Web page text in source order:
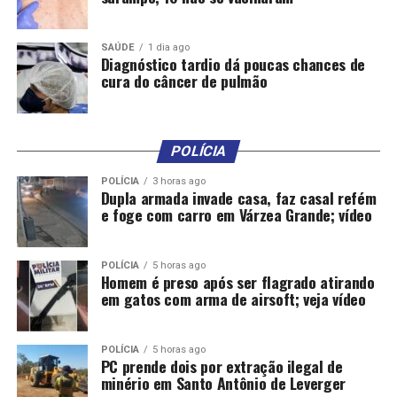
superior ao de 2023, estabeleceu um novo recorde para
o setor, que obteve cerca de US$ 3,03 bilhões com as
vendas externas.
Do volume total de carne suína exportada, o Paraná
respondeu com 185,5 mil toneladas
apenas de Santa Catarina (730,7 mil toneladas) e Rio
Grande do Sul (289,9 mil toneladas).
Mel chileno
Em contrapartida à decisão do Chile, o
seu mercado para compra de mel chileno.
“Há uma grande notícia
para nosso [chileno] setor
apícola. O Brasil decidiu
SAÚDE 1 dia ago
Diagnóstico tardio dá poucas chances de
cura do câncer de pulmão
POLÍCIA
POLÍCIA 3 horas ago
Dupla armada invade casa, faz casal refém
e foge com carro em Várzea Grande; vídeo
POLÍCIA 5 horas ago
Homem é preso após ser flagrado atirando
em gatos com arma de airsoft; veja vídeo
POLÍCIA 5 horas ago
PC prende dois por extração ilegal de
minério em Santo Antônio de Leverger